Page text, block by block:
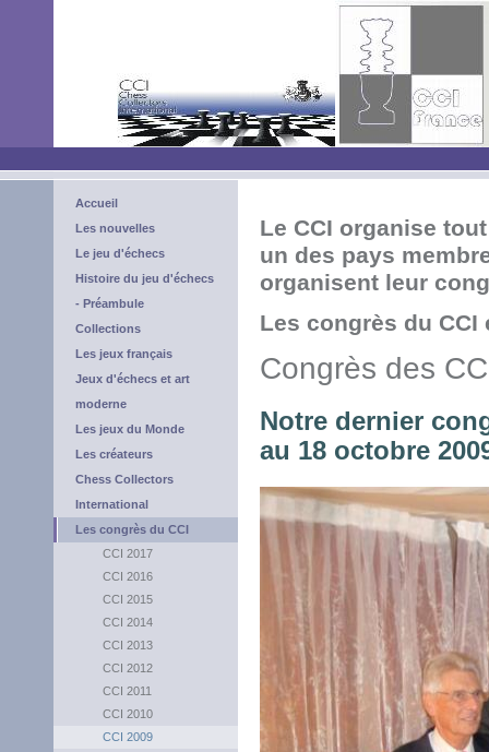
Accueil
Les nouvelles
Le jeu d'échecs
Histoire du jeu d'échecs
- Préambule
Collections
Les jeux français
Jeux d'échecs et art
moderne
Les jeux du Monde
Les créateurs
Chess Collectors
International
Les congrès du CCI
CCI 2017
CCI 2016
CCI 2015
CCI 2014
CCI 2013
CCI 2012
CCI 2011
CCI 2010
CCI 2009
Le CCI organise
un des pays
organisent leur
Les congrès du
Congrès des
Notre dernier
au 18 octobre